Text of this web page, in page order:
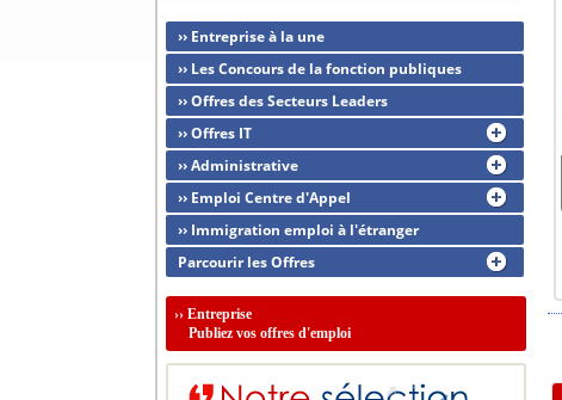
›› Entreprise à la une
›› Les Concours de la fonction publiques
›› Offres des Secteurs Leaders
›› Offres IT
›› Administrative
›› Emploi Centre d'Appel
›› Immigration emploi à l'étranger
Parcourir les Offres
›› Entreprise
Publiez vos offres d'emploi